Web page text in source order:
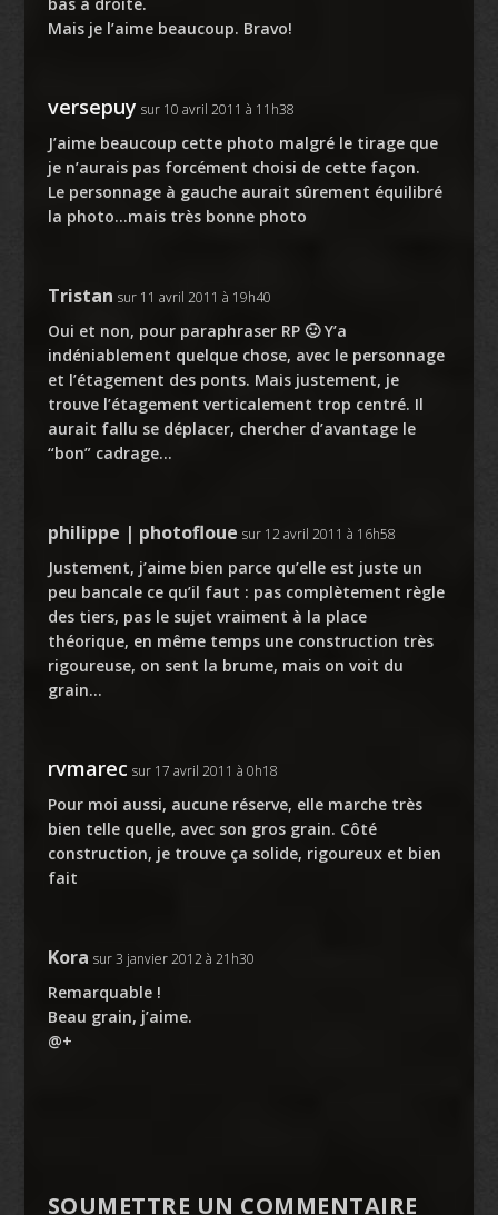
Mais je l’aime beaucoup. Bravo!
versepuy sur 10 avril 2011 à 11h38
J’aime beaucoup cette photo malgré le tirage que
je n’aurais pas forcément choisi de cette façon.
Le personnage à gauche aurait sûrement équilibré
la photo…mais très bonne photo
Tristan sur 11 avril 2011 à 19h40
Oui et non, pour paraphraser RP 🙂 Y’a
indéniablement quelque chose, avec le personnage
et l’étagement des ponts. Mais justement, je
trouve l’étagement verticalement trop centré. Il
aurait fallu se déplacer, chercher d’avantage le
“bon” cadrage…
philippe | photofloue sur 12 avril 2011 à 16h58
Justement, j’aime bien parce qu’elle est juste un
peu bancale ce qu’il faut : pas complètement règle
des tiers, pas le sujet vraiment à la place
théorique, en même temps une construction très
rigoureuse, on sent la brume, mais on voit du
grain…
rvmarec sur 17 avril 2011 à 0h18
Pour moi aussi, aucune réserve, elle marche très
bien telle quelle, avec son gros grain. Côté
construction, je trouve ça solide, rigoureux et bien
fait
Kora sur 3 janvier 2012 à 21h30
Remarquable !
Beau grain, j’aime.
@+
SOUMETTRE UN COMMENTAIRE